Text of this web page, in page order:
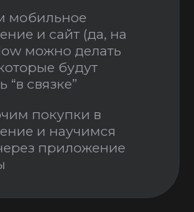
по Make (ex-